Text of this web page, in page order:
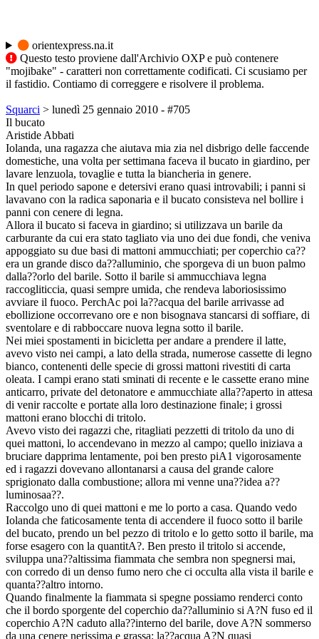
orientexpress.na.it
Questo testo proviene dall'Archivio OXP e può contenere
"mojibake" - caratteri non correttamente codificati. Ci scusiamo per
il fastidio. Contiamo di correggere e risolvere il problema.
Squarci > lunedì 25 gennaio 2010 - #705
Il bucato
Aristide Abbati
Iolanda, una ragazza che aiutava mia zia nel disbrigo delle faccende
domestiche, una volta per settimana faceva il bucato in giardino, per
lavare lenzuola, tovaglie e tutta la biancheria in genere.
In quel periodo sapone e detersivi erano quasi introvabili; i panni si
lavavano con la radica saponaria e il bucato consisteva nel bollire i
panni con cenere di legna.
Allora il bucato si faceva in giardino; si utilizzava un barile da
carburante da cui era stato tagliato via uno dei due fondi, che veniva
appoggiato su due basi di mattoni ammucchiati; per coperchio ca??
era un grande disco da??alluminio, che sporgeva di un buon palmo
dalla??orlo del barile. Sotto il barile si ammucchiava legna
raccogliticcia, quasi sempre umida, che rendeva laboriosissimo
avviare il fuoco. PerchAc poi la??acqua del barile arrivasse ad
ebollizione occorrevano ore e non bisognava stancarsi di soffiare, di
sventolare e di rabboccare nuova legna sotto il barile.
Nei miei spostamenti in bicicletta per andare a prendere il latte,
avevo visto nei campi, a lato della strada, numerose cassette di legno
bianco, contenenti delle specie di grossi mattoni rivestiti di carta
oleata. I campi erano stati sminati di recente e le cassette erano mine
anticarro, private del detonatore e ammucchiate alla??aperto in attesa
di venir raccolte e portate alla loro destinazione finale; i grossi
mattoni erano blocchi di tritolo.
Avevo visto dei ragazzi che, ritagliati pezzetti di tritolo da uno di
quei mattoni, lo accendevano in mezzo al campo; quello iniziava a
bruciare dapprima lentamente, poi ben presto piA1 vigorosamente
ed i ragazzi dovevano allontanarsi a causa del grande calore
sprigionato dalla combustione; allora mi venne una??idea a??
luminosaa??.
Raccolgo uno di quei mattoni e me lo porto a casa. Quando vedo
Iolanda che faticosamente tenta di accendere il fuoco sotto il barile
del bucato, prendo un bel pezzo di tritolo e lo getto sotto il barile, ma
forse esagero con la quantitA?. Ben presto il tritolo si accende,
sviluppa una??altissima fiammata che sembra non spegnersi mai,
con corredo di un denso fumo nero che ci occulta alla vista il barile e
quanta??altro intorno.
Quando finalmente la fiammata si spegne possiamo renderci conto
che il bordo sporgente del coperchio da??alluminio si A?N fuso ed il
coperchio A?N caduto alla??interno del barile, dove A?N sommerso
da una cenere nerissima e grassa; la??acqua A?N quasi